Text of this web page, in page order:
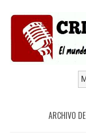
ARCHIVO